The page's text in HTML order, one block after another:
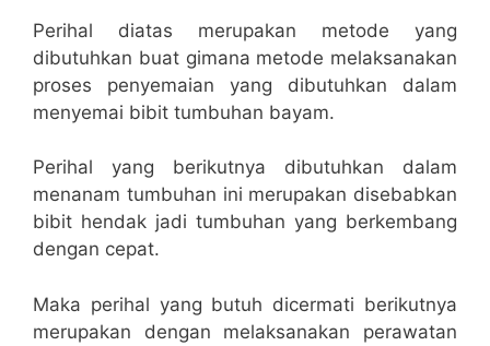
Perihal diatas merupakan metode yang
dibutuhkan buat gimana metode melaksanakan
proses penyemaian yang dibutuhkan dalam
menyemai bibit tumbuhan bayam.
Perihal yang berikutnya dibutuhkan dalam
menanam tumbuhan ini merupakan disebabkan
bibit hendak jadi tumbuhan yang berkembang
dengan cepat.
Maka perihal yang butuh dicermati berikutnya
merupakan dengan melaksanakan perawatan